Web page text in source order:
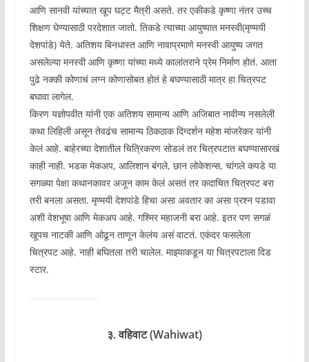
आणि सानवी यांच्यात खूप घट्ट मैत्री असते. तर एकीकडे कृष्णा नंतर उच्च
शिक्षण घेण्यासाठी परदेशात जातो. तिकडे त्याच्या आयुष्यात मनस्वी(मृण्मयी
देशपांडे) येते. अतिशय बिनधास्त आणि नावाप्रमाणे मनस्वी आयुष्य जगत
असलेल्या मनस्वी आणि कृष्णा यांच्या मध्ये कालांतराने प्रेम निर्माण होतं. आता
पुढे नक्की कोणाचं लग्न कोणासोबत होतं हे बघण्यासाठी मात्र हा चित्रपट
बघावा लागेल.
किरण यज्ञोपवीत यांनी एक अतिशय सामान्य आणि अजिबात नावीन्य नसलेली
कथा लिहिली असून तेवढंच सामान्य ठिकठाक दिग्दर्शन महेश मांजरेकर यांनी
केलं आहे. बाहेरच्या देशातील चित्रिकरण सोडलं तर चित्रपटात बघण्यासारखं
काही नाही. भडक मेकअप, आलिशान बंगले, छान लोकेशन्स, चांगले कपडे या
सगळ्या पेक्षा कथानकावर अजून काम केलं असतं तर कदाचित चित्रपट बरा
तरी बनला असता. मृण्मयी देशपांडे हिचा असा अवतार का असा प्रश्न पडावा
अशी वेशभूषा आणि मेकअप आहे. गश्मिर महाजनी बरा आहे. इतर पण सगळं
खूपच नाटकी आणि ओढून ताणून केलंय असं वाटतं. एकंदर फसलेला
चित्रपट आहे. नाही बघितला तरी चालेल. माझ्याकडून या चित्रपटाला दिड
स्टार.
३. वहिवाट (Wahiwat)